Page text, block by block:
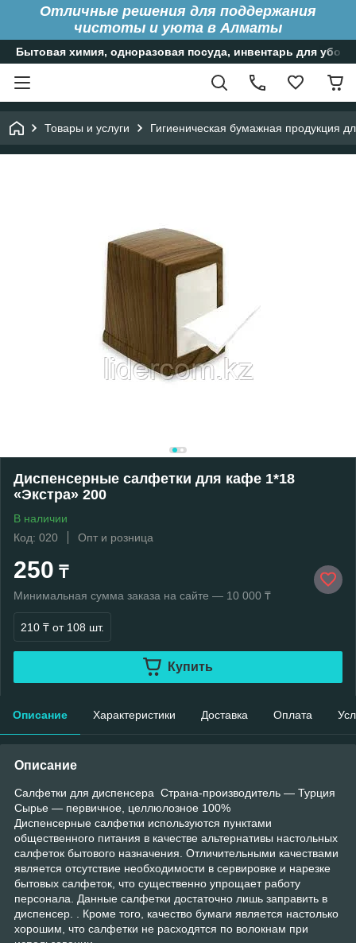
Отличные решения для поддержания
чистоты и уюта в Алматы
Бытовая химия, одноразовая посуда, инвентарь для
Товары и услуги Гигиеническая бумажная продукция
Диспенсерные салфетки для кафе 1*18
«Экстра» 200
В наличии
Код: 020
Опт и розница
250 ₸
Минимальная сумма заказа на сайте — 10 000 ₸
210 ₸ от 108 шт.
Купить
Описание Характеристики Доставка Оплата
Описание
Салфетки для диспенсера Страна-производитель — Турция
Сырье — первичное, целлюлозное 100%
Диспенсерные салфетки используются пунктами
общественного питания в качестве альтернативы настольных
салфеток бытового назначения. Отличительными качествами
является отсутствие необходимости в сервировке и нарезке
бытовых салфеток, что существенно упрощает работу
персонала. Данные салфетки достаточно лишь заправить в
диспенсер. . Кроме того, качество бумаги является настолько
хорошим, что салфетки не расходятся по волокнам при